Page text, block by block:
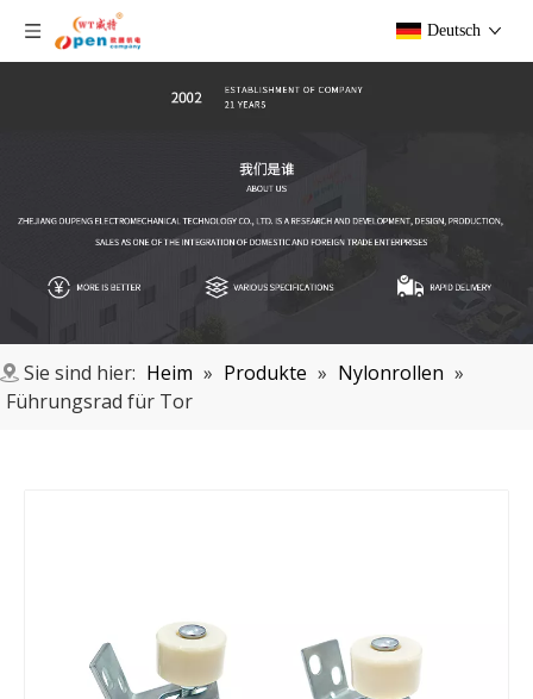
Deutsch
Sie sind hier: Heim » Produkte » Nylonrollen »
Führungsrad für Tor